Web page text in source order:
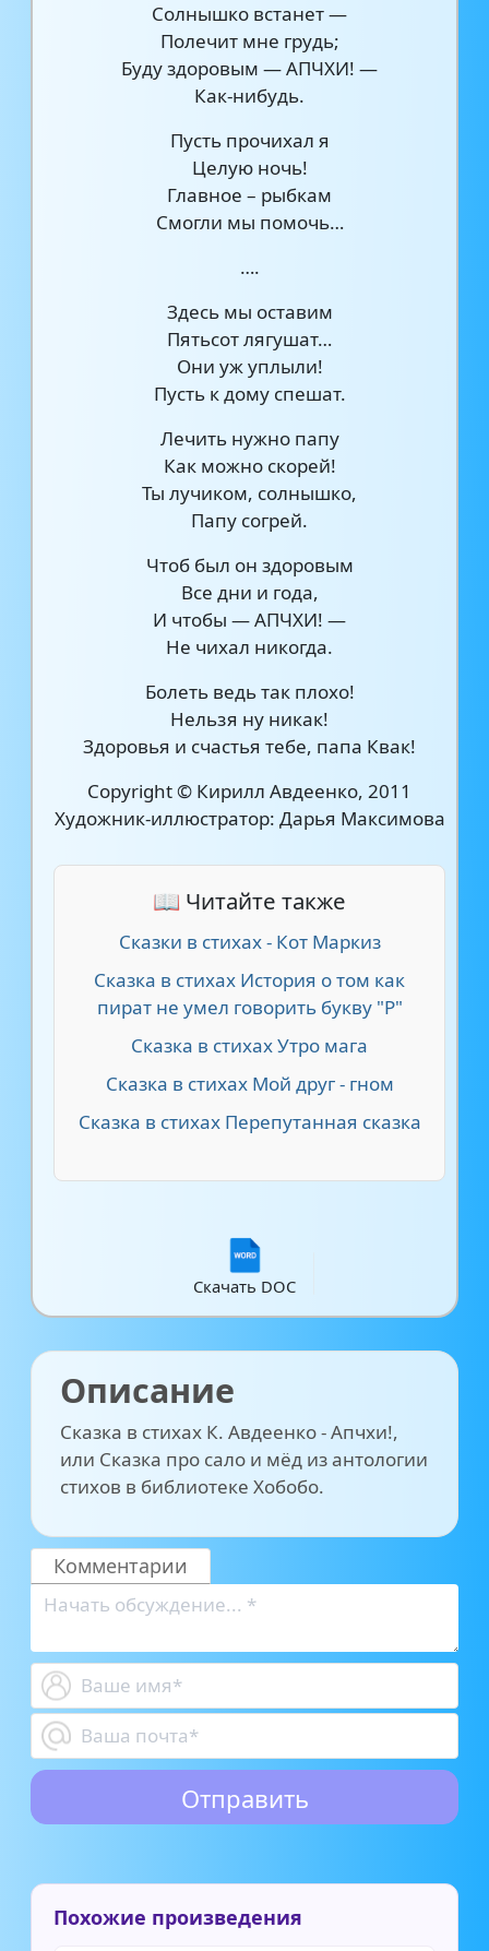
Солнышко встанет —
Полечит мне грудь;
Буду здоровым — АПЧХИ! —
Как-нибудь.
Пусть прочихал я
Целую ночь!
Главное – рыбкам
Смогли мы помочь…
….
Здесь мы оставим
Пятьсот лягушат…
Они уж уплыли!
Пусть к дому спешат.
Лечить нужно папу
Как можно скорей!
Ты лучиком, солнышко,
Папу согрей.
Чтоб был он здоровым
Все дни и года,
И чтобы — АПЧХИ! —
Не чихал никогда.
Болеть ведь так плохо!
Нельзя ну никак!
Здоровья и счастья тебе, папа Квак!
Copyright © Кирилл Авдеенко, 2011
Художник-иллюстратор: Дарья Максимова
📖 Читайте также
Сказки в стихах - Кот Маркиз
Сказка в стихах История о том как
пират не умел говорить букву "Р"
Сказка в стихах Утро мага
Сказка в стихах Мой друг - гном
Сказка в стихах Перепутанная сказка
Скачать DOC
Описание
Сказка в стихах К. Авдеенко - Апчхи!,
или Сказка про сало и мёд из антологии
стихов в библиотеке Хобобо.
Комментарии
Похожие произведения